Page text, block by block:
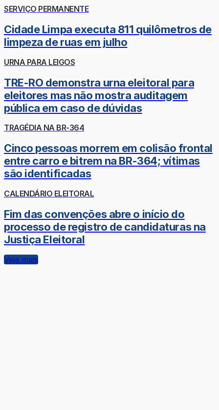
SERVIÇO PERMANENTE
Cidade Limpa executa 811 quilômetros de
limpeza de ruas em julho
URNA PARA LEIGOS
TRE-RO demonstra urna eleitoral para
eleitores mas não mostra auditagem
pública em caso de dúvidas
TRAGÉDIA NA BR-364
Cinco pessoas morrem em colisão frontal
entre carro e bitrem na BR-364; vítimas
são identificadas
CALENDÁRIO ELEITORAL
Fim das convenções abre o início do
processo de registro de candidaturas na
Justiça Eleitoral
Veja mais